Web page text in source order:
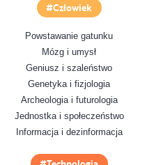
Człowiek
Powstawanie gatunku
Mózg i umysł
Geniusz i szaleństwo
Genetyka i fizjologia
Archeologia i futurologia
Jednostka i społeczeństwo
Informacja i dezinformacja